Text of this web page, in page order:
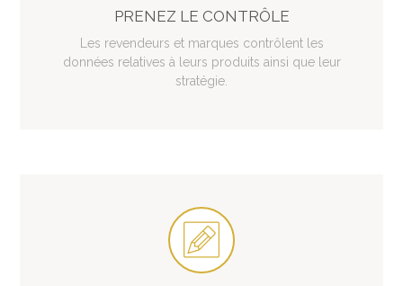
PRENEZ LE CONTRÔLE
Les revendeurs et marques contrôlent les
données relatives à leurs produits ainsi que leur
stratégie.